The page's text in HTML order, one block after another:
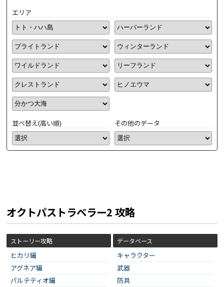
エリア
並べ替え(高い順) その他のデータ
オクトパストラベラー2 攻略
ストーリー攻略
ヒカリ編
アグネア編
パルテティオ編
データベース
キャラクター
武器
防具